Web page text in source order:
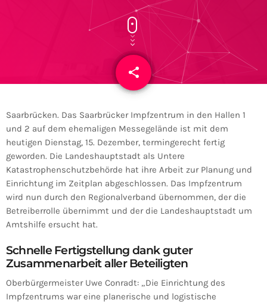
share
email
Saarbrücken. Das Saarbrücker Impfzentrum in den Hallen 1
und 2 auf dem ehemaligen Messegelände ist mit dem
heutigen Dienstag, 15. Dezember, termingerecht fertig
geworden. Die Landeshauptstadt als Untere
Katastrophenschutzbehörde hat ihre Arbeit zur Planung und
Einrichtung im Zeitplan abgeschlossen. Das Impfzentrum
wird nun durch den Regionalverband übernommen, der die
Betreiberrolle übernimmt und der die Landeshauptstadt um
Amtshilfe ersucht hat.
Schnelle Fertigstellung dank guter
Zusammenarbeit aller Beteiligten
Oberbürgermeister Uwe Conradt: „Die Einrichtung des
Impfzentrums war eine planerische und logistische